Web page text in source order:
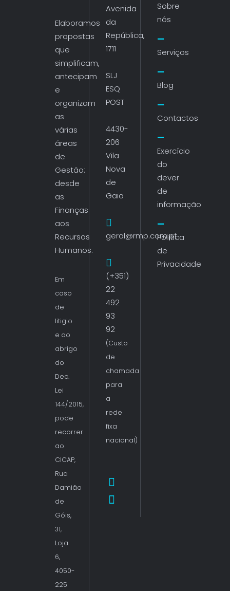
Elaboramos
propostas
que
simplificam,
antecipam
e
organizam
as
várias
áreas
de
Gestão:
desde
as
Finanças
aos
Recursos
Humanos.
Em
caso
de
litigio
e ao
abrigo
do
Dec.
Lei
144/2015,
pode
recorrer
ao
CICAP,
Rua
Damião
de
Góis,
31,
Loja
6,
4050-
225
Avenida
da
República,
1711
SLJ
ESQ
POST
4430-
206
Vila
Nova
de
Gaia
geral@rmp.com.pt
(+351)
22
492
93
92
(Custo
de
chamada
para
a
rede
fixa
nacional)
Sobre
nós
Serviços
Blog
Contactos
Exercício
do
dever
de
informação
Política
de
Privacidade